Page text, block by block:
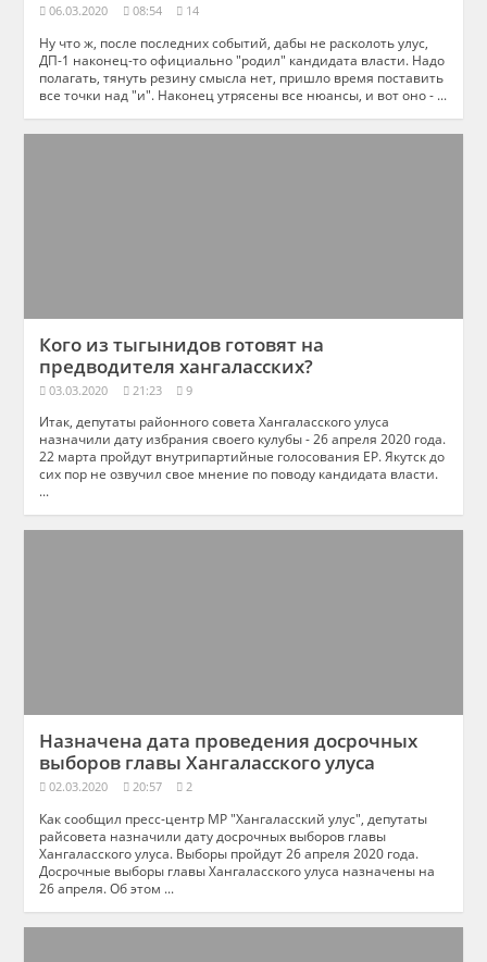
06.03.2020 08:54 14
Ну что ж, после последних событий, дабы не расколоть улус,
ДП-1 наконец-то официально "родил" кандидата власти. Надо
полагать, тянуть резину смысла нет, пришло время поставить
все точки над "и". Наконец утрясены все нюансы, и вот оно - ...
Кого из тыгынидов готовят на
предводителя хангаласских?
03.03.2020 21:23 9
Итак, депутаты районного совета Хангаласского улуса
назначили дату избрания своего кулубы - 26 апреля 2020 года.
22 марта пройдут внутрипартийные голосования ЕР. Якутск до
сих пор не озвучил свое мнение по поводу кандидата власти.
...
Назначена дата проведения досрочных
выборов главы Хангаласского улуса
02.03.2020 20:57 2
Как сообщил пресс-центр МР "Хангаласский улус", депутаты
райсовета назначили дату досрочных выборов главы
Хангаласского улуса. Выборы пройдут 26 апреля 2020 года.
Досрочные выборы главы Хангаласского улуса назначены на
26 апреля. Об этом ...